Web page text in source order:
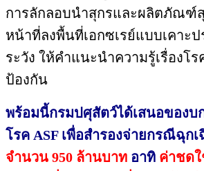
การลักลอบนำสุกรและผลิตภัณฑ์สุ
หน้าที่ลงพื้นที่เอกซเรย์แบบเคาะป
ระวัง ให้คำแนะนำความรู้เรื่องโร
ป้องกัน
พร้อมนี้กรมปศุสัตว์ได้เสนอของบ
โรค ASF เพื่อสำรองจ่ายกรณีฉุก
จำนวน 950 ล้านบาท อาทิ ค่าชด